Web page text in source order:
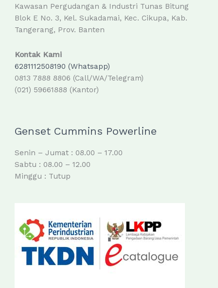
Kawasan Pergudangan & Industri Tunas Bitung
Blok E No. 3, Kel. Sukadamai, Kec. Cikupa, Kab.
Tangerang, Prov. Banten
Kontak Kami
6281112508190 (Whatsapp)
0813 7888 8806 (Call/WA/Telegram)
(021) 59661888 (Kantor)
Genset Cummins Powerline
Senin – Jumat : 08.00 – 17.00
Sabtu : 08.00 – 12.00
Minggu : Tutup